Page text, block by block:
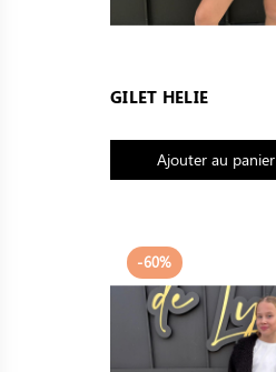
GILET HELIE
Ajouter au panier
-60%